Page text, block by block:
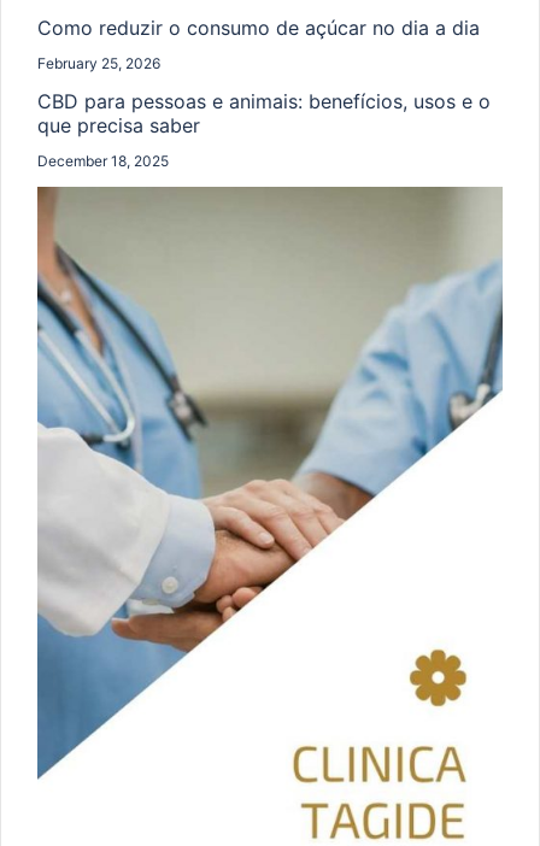
Como reduzir o consumo de açúcar no dia a dia
February 25, 2026
CBD para pessoas e animais: benefícios, usos e o
que precisa saber
December 18, 2025